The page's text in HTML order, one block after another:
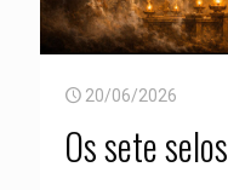
20/06/2026
Os sete selos